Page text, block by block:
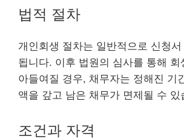
법적 절차
개인회생 절차는 일반적으로 신청
됩니다. 이후 법원의 심사를 통해 회
아들여질 경우, 채무자는 정해진 기
액을 갚고 남은 채무가 면제될 수 있
조건과 자격